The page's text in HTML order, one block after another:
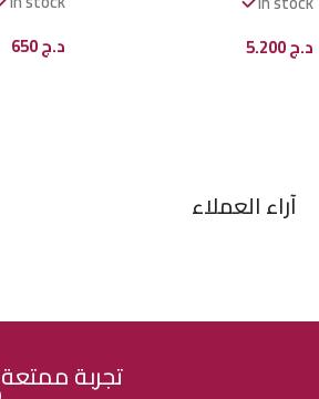
د.ج
د.ج
آراء العملاء
تجربة ممتعة